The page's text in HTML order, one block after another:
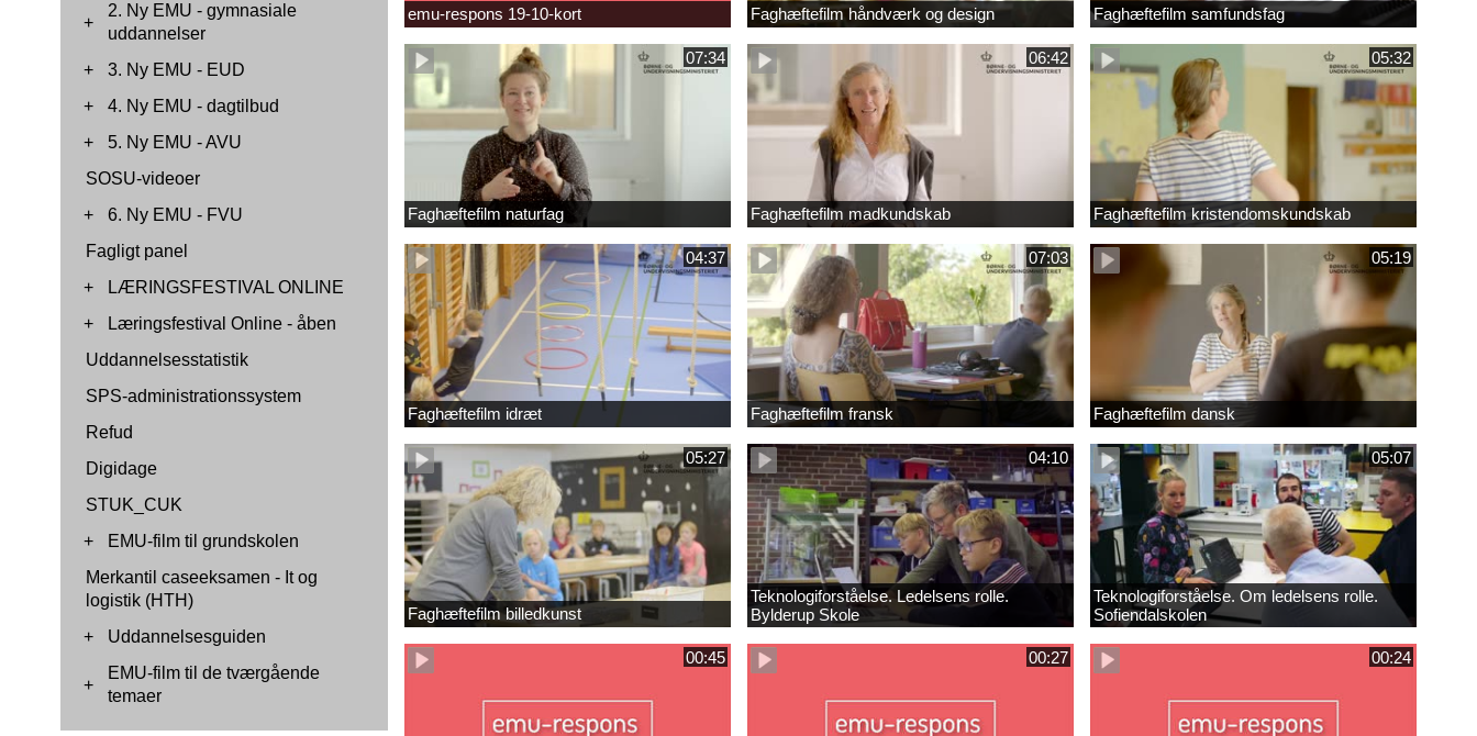
+
2. Ny EMU - gymnasiale
uddannelser
+
3. Ny EMU - EUD
+
4. Ny EMU - dagtilbud
+
5. Ny EMU - AVU
SOSU-videoer
+
6. Ny EMU - FVU
Fagligt panel
+
LÆRINGSFESTIVAL ONLINE
+
Læringsfestival Online - åben
Uddannelsesstatistik
SPS-administrationssystem
Refud
Digidage
STUK_CUK
+
EMU-film til grundskolen
Merkantil caseeksamen - It og
logistik (HTH)
+
Uddannelsesguiden
+
EMU-film til de tværgående
temaer
emu-respons 19-10-kort Faghæftefilm håndværk og design Faghæftefilm samfundsfag
07:34
Faghæftefilm naturfag
06:42
Faghæftefilm madkundskab
05:32
Faghæftefilm kristendomskundskab
04:37
Faghæftefilm idræt
07:03
Faghæftefilm fransk
05:19
Faghæftefilm dansk
05:27
Faghæftefilm billedkunst
04:10
Teknologiforståelse. Ledelsens rolle.
Bylderup Skole
05:07
Teknologiforståelse. Om ledelsens rolle.
Sofiendalskolen
00:45 00:27 00:24